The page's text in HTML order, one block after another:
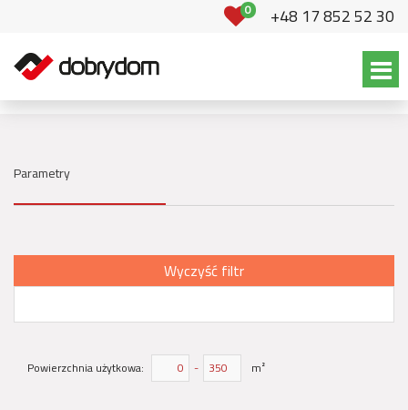
0 +48 17 852 52 30
Parametry
Wyczyść filtr
Powierzchnia użytkowa: - m²